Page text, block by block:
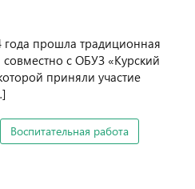
года прошла традиционная
с ОБУЗ «Курский
приняли участие
Воспитательная работа